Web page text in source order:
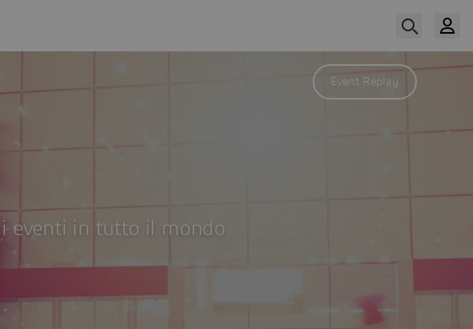
Event Replay
eventi in tutto il mondo